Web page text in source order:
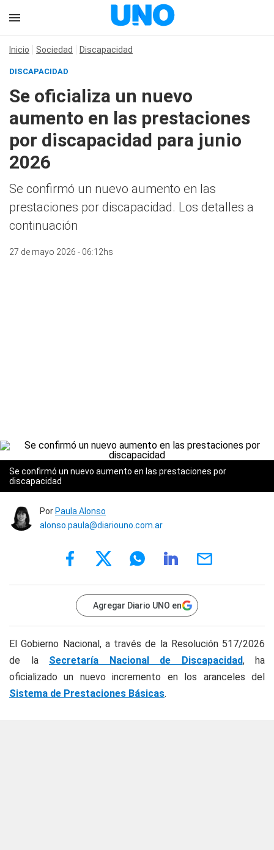
Inicio Sociedad Discapacidad
DISCAPACIDAD
Se oficializa un nuevo
aumento en las prestaciones
por discapacidad para junio
2026
Se confirmó un nuevo aumento en las
prestaciones por discapacidad. Los detalles a
continuación
27 de mayo 2026 - 06:12hs
Se confirmó un nuevo aumento en las prestaciones por
discapacidad
Por Paula Alonso
alonso.paula@diariouno.com.ar
Agregar Diario UNO en
El Gobierno Nacional, a través de la Resolución 517/2026
de la
Secretaría Nacional de Discapacidad, ha
oficializado un nuevo incremento en los aranceles del
Sistema de Prestaciones Básicas.